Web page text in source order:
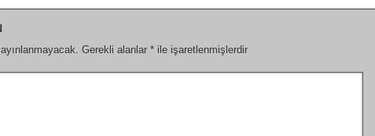
Gerekli alanlar * ile işaretlenmişlerdir